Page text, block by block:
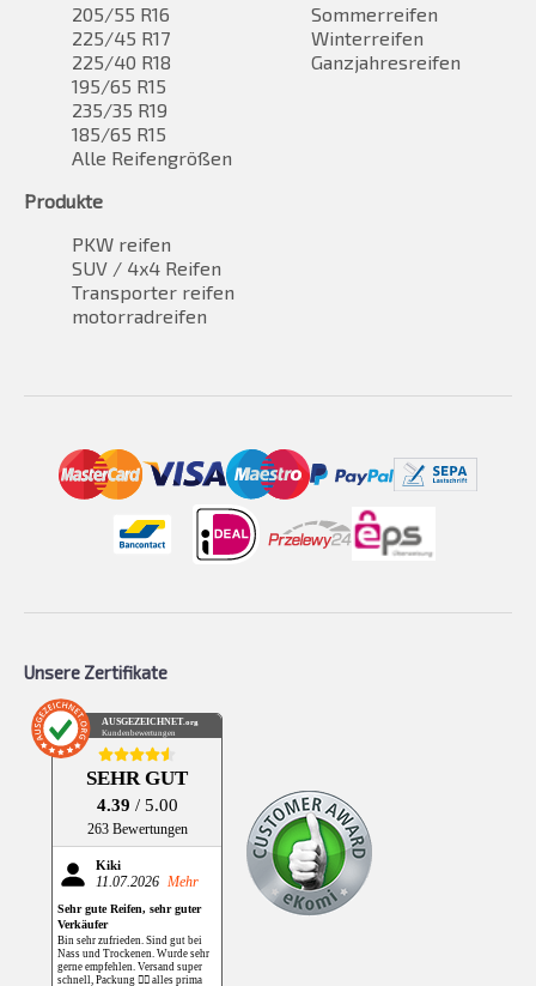
205/55 R16
225/45 R17
225/40 R18
195/65 R15
235/35 R19
185/65 R15
Alle Reifengrößen
Sommerreifen
Winterreifen
Ganzjahresreifen
Produkte
PKW reifen
SUV / 4x4 Reifen
Transporter reifen
motorradreifen
Unsere Zertifikate
AUSGEZEICHNET.org
Kundenbewertungen
SEHR GUT
4.39 / 5.00
263 Bewertungen
Kiki
11.07.2026 Mehr
Sehr gute Reifen, sehr guter
Verkäufer
Bin sehr zufrieden. Sind gut bei
Nass und Trockenen. Wurde sehr
gerne empfehlen. Versand super
schnell, Packung 👌🏻 alles prima